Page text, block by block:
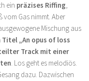
ein präzises Riffing,
Gas nimmt. Aber
Mischung aus
„An opus of loss
Track mit einer
. Los geht es melodiös.
dazu. Dazwischen